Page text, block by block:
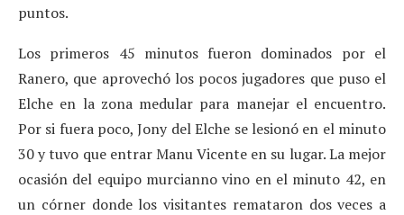
puntos.
Los primeros 45 minutos fueron dominados por el
Ranero, que aprovechó los pocos jugadores que puso el
Elche en la zona medular para manejar el encuentro.
Por si fuera poco, Jony del Elche se lesionó en el minuto
30 y tuvo que entrar Manu Vicente en su lugar. La mejor
ocasión del equipo murcianno vino en el minuto 42, en
un córner donde los visitantes remataron dos veces a